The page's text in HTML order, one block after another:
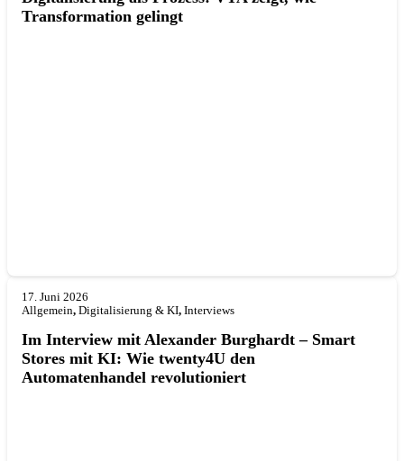
Transformation gelingt
17. Juni 2026
Allgemein, Digitalisierung & KI, Interviews
Im Interview mit Alexander Burghardt – Smart
Stores mit KI: Wie twenty4U den
Automatenhandel revolutioniert